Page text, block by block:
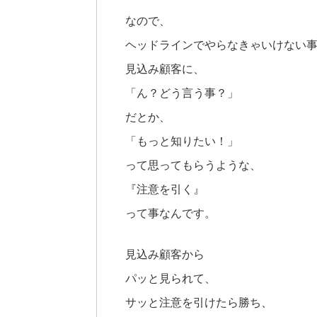
なので、
ヘッドラインでやらなきゃいけない
見込み顧客に、
「ん？どう言う事？」
だとか、
「もっと知りたい！」
って思ってもらうような、
『注意を引く』
って事なんです。
見込み顧客から
パッと見られて、
サッと注意を引けたら勝ち、